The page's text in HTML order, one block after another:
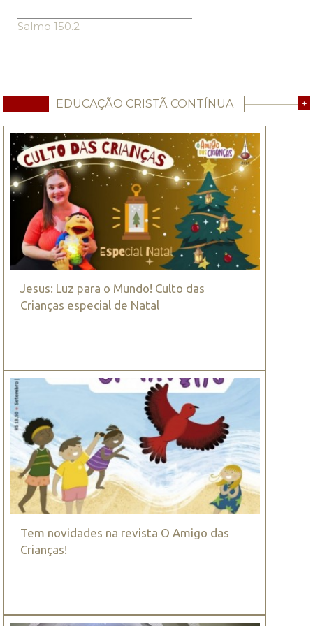
Salmo 150.2
EDUCAÇÃO CRISTÃ CONTÍNUA +
Jesus: Luz para o Mundo! Culto das
Crianças especial de Natal
Tem novidades na revista O Amigo das
Crianças!